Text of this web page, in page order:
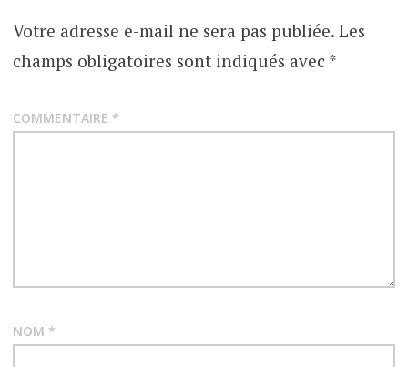
Votre adresse e-mail ne sera pas publiée. Les
champs obligatoires sont indiqués avec *
COMMENTAIRE *
NOM *